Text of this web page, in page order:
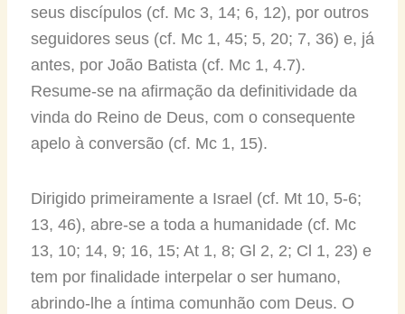
seus discípulos (cf. Mc 3, 14; 6, 12), por outros
seguidores seus (cf. Mc 1, 45; 5, 20; 7, 36) e, já
antes, por João Batista (cf. Mc 1, 4.7).
Resume-se na afirmação da definitividade da
vinda do Reino de Deus, com o consequente
apelo à conversão (cf. Mc 1, 15).
Dirigido primeiramente a Israel (cf. Mt 10, 5-6;
13, 46), abre-se a toda a humanidade (cf. Mc
13, 10; 14, 9; 16, 15; At 1, 8; Gl 2, 2; Cl 1, 23) e
tem por finalidade interpelar o ser humano,
abrindo-lhe a íntima comunhão com Deus. O